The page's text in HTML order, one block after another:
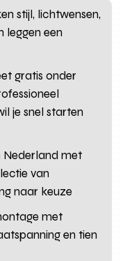
stijl, lichtwensen,
leggen een
gratis onder
je snel starten
met
van
naar keuze
met
en tien